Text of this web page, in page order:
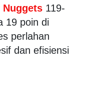
Nuggets 119-
19 poin di
perlahan
dan efisiensi